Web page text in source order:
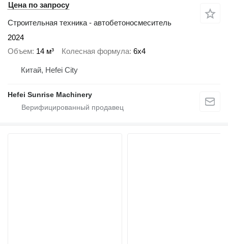
Цена по запросу
Строительная техника - автобетоносмеситель
2024
Объем 14 м³ Колесная формула 6x4
Китай, Hefei City
Hefei Sunrise Machinery